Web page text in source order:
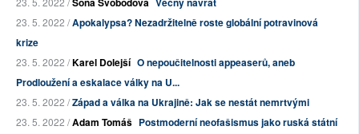
23. 5. 2022 /Apokalypsa? Nezadržitelně roste globální potravinová
krize
23. 5. 2022 /Karel Dolejší O nepoučitelnosti appeaserů, aneb
Prodloužení a eskalace války na U...
23. 5. 2022 /Západ a válka na Ukrajině: Jak se nestát nemrtvými
23. 5. 2022 /Adam Tomáš Postmoderní neofašismus jako ruská státní